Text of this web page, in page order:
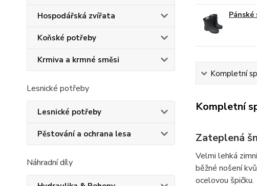
Hospodářská zvířata
Koňské potřeby
Krmiva a krmné směsi
Lesnické potřeby
Lesnické potřeby
Pěstování a ochrana lesa
Náhradní díly
Kompletní
Kompletní
Zateplená
Velmi lehká
běžné nošení
ocelovou špičku.